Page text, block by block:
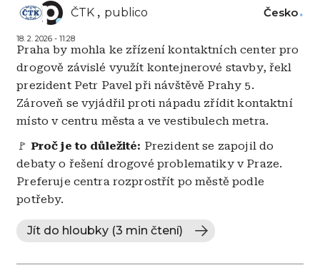
ČTK publico
18. 2. 2026 - 11:28
Česko
Praha by mohla ke zřízení kontaktních center pro
drogově závislé využít kontejnerové stavby, řekl
prezident Petr Pavel při návštěvě Prahy 5.
Zároveň se vyjádřil proti nápadu zřídit kontaktní
místo v centru města a ve vestibulech metra.
🚩 Proč je to důležité: Prezident se zapojil do
debaty o řešení drogové problematiky v Praze.
Preferuje centra rozprostřít po městě podle
potřeby.
Jít do hloubky (3 min čtení)